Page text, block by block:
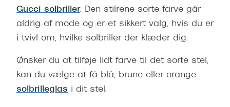
Gucci solbriller. Den stilrene sorte farve går
aldrig af mode og er et sikkert valg, hvis du er
i tvivl om, hvilke solbriller der klæder dig.
Ønsker du at tilføje lidt farve til det sorte stel,
kan du vælge at få blå, brune eller orange
solbrilleglas i dit stel.